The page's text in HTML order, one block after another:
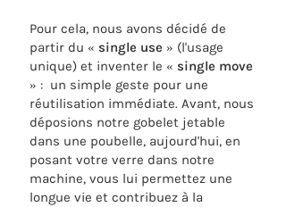
Pour cela, nous avons décidé de
partir du « single use » (l'usage
unique) et inventer le « single move
» : un simple geste pour une
réutilisation immédiate. Avant, nous
déposions notre gobelet jetable
dans une poubelle, aujourd'hui, en
posant votre verre dans notre
machine, vous lui permettez une
longue vie et contribuez à la